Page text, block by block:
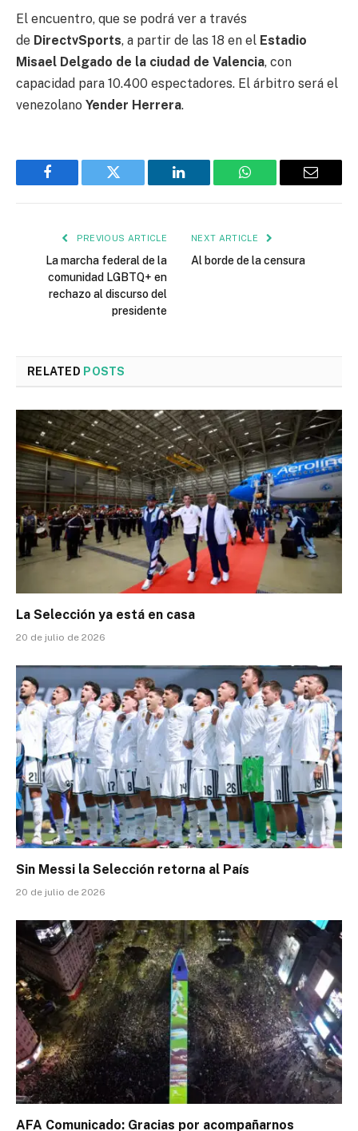
El encuentro, que se podrá ver a través
de DirectvSports, a partir de las 18 en el Estadio
Misael Delgado de la ciudad de Valencia, con
capacidad para 10.400 espectadores. El árbitro será el
venezolano Yender Herrera.
Facebook Twitter LinkedIn WhatsApp Email
PREVIOUS ARTICLE
La marcha federal de la
comunidad LGBTQ+ en
rechazo al discurso del
presidente
NEXT ARTICLE
Al borde de la censura
RELATED POSTS
La Selección ya está en casa
20 de julio de 2026
Sin Messi la Selección retorna al País
20 de julio de 2026
AFA Comunicado: Gracias por acompañarnos